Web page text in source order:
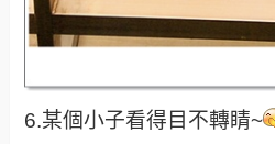
6.某個小子看得目不轉睛~